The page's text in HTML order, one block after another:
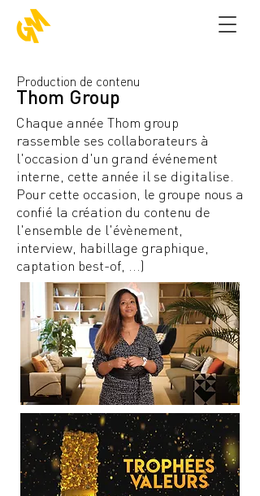
Production de contenu
Thom Group
Chaque année Thom group
rassemble ses collaborateurs à
l'occasion d'un grand événement
interne, cette année il se digitalise.
Pour cette occasion, le groupe nous a
confié la création du contenu de
l'ensemble de l'évènement,
interview, habillage graphique,
captation best-of, ...)